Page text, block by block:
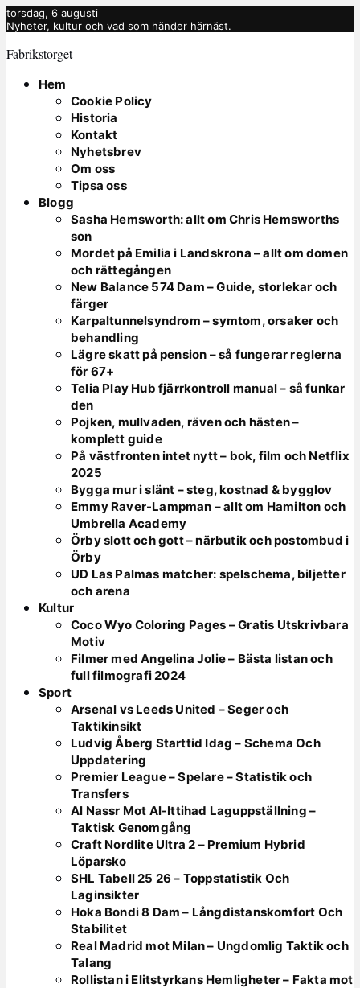
torsdag, 6 augusti
Nyheter, kultur och vad som händer härnäst.
Fabrikstorget
Hem
Cookie Policy
Historia
Kontakt
Nyhetsbrev
Om oss
Tipsa oss
Blogg
Sasha Hemsworth: allt om Chris Hemsworths
son
Mordet på Emilia i Landskrona – allt om domen
och rättegången
New Balance 574 Dam – Guide, storlekar och
färger
Karpaltunnelsyndrom – symtom, orsaker och
behandling
Lägre skatt på pension – så fungerar reglerna
för 67+
Telia Play Hub fjärrkontroll manual – så funkar
den
Pojken, mullvaden, räven och hästen –
komplett guide
På västfronten intet nytt – bok, film och Netflix
2025
Bygga mur i slänt – steg, kostnad & bygglov
Emmy Raver-Lampman – allt om Hamilton och
Umbrella Academy
Örby slott och gott – närbutik och postombud i
Örby
UD Las Palmas matcher: spelschema, biljetter
och arena
Kultur
Coco Wyo Coloring Pages – Gratis Utskrivbara
Motiv
Filmer med Angelina Jolie – Bästa listan och
full filmografi 2024
Sport
Arsenal vs Leeds United – Seger och
Taktikinsikt
Ludvig Åberg Starttid Idag – Schema Och
Uppdatering
Premier League – Spelare – Statistik och
Transfers
Al Nassr Mot Al-Ittihad Laguppställning –
Taktisk Genomgång
Craft Nordlite Ultra 2 – Premium Hybrid
Löparsko
SHL Tabell 25 26 – Toppstatistik Och
Laginsikter
Hoka Bondi 8 Dam – Långdistanskomfort Och
Stabilitet
Real Madrid mot Milan – Ungdomlig Taktik och
Talang
Rollistan i Elitstyrkans Hemligheter – Fakta mot